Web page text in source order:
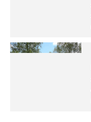
huomioivaa
yhteisöllisyyttä